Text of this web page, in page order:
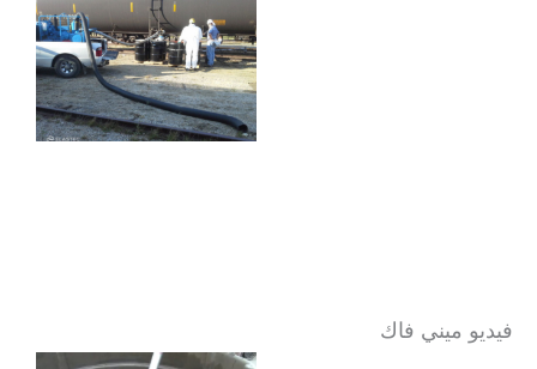
فيديو ميني فاك